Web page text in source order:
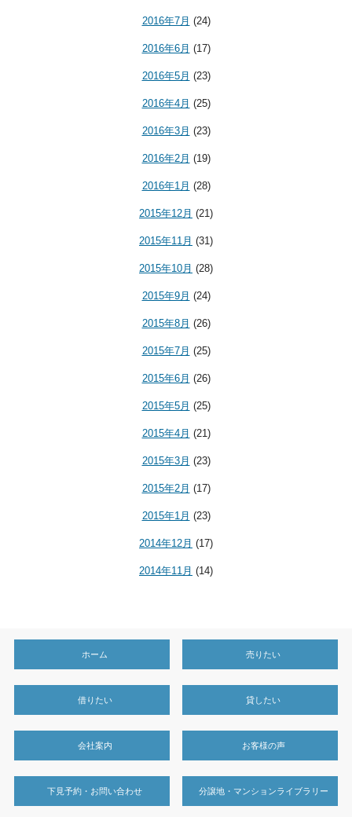
2016年7月 (24)
2016年6月 (17)
2016年5月 (23)
2016年4月 (25)
2016年3月 (23)
2016年2月 (19)
2016年1月 (28)
2015年12月 (21)
2015年11月 (31)
2015年10月 (28)
2015年9月 (24)
2015年8月 (26)
2015年7月 (25)
2015年6月 (26)
2015年5月 (25)
2015年4月 (21)
2015年3月 (23)
2015年2月 (17)
2015年1月 (23)
2014年12月 (17)
2014年11月 (14)
ホーム 売りたい
借りたい 貸したい
会社案内 お客様の声
下見予約・お問い合わせ 分譲地・マンションライブラリー